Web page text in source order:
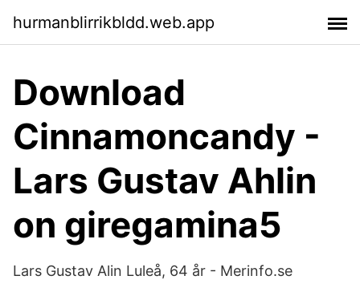
hurmanblirrikbldd.web.app
Download
Cinnamoncandy -
Lars Gustav Ahlin
on giregamina5
Lars Gustav Alin Luleå, 64 år - Merinfo.se